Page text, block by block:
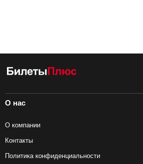
О нас
О компании
Контакты
Политика конфиденциальности